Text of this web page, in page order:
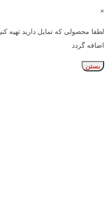
×
لطفا محصولی که تمایل دارید تهیه
اضافه گردد
بستن